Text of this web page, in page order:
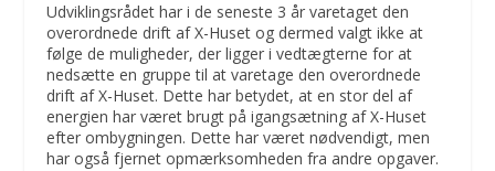
Udviklingsrådet har i de seneste 3 år varetaget den
overordnede drift af X-Huset og dermed valgt ikke at
følge de muligheder, der ligger i vedtægterne for at
nedsætte en gruppe til at varetage den overordnede
drift af X-Huset. Dette har betydet, at en stor del af
energien har været brugt på igangsætning af X-Huset
efter ombygningen. Dette har været nødvendigt, men
har også fjernet opmærksomheden fra andre opgaver.